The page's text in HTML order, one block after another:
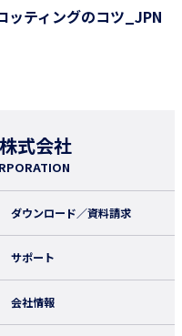
ッティングのコツ_JPN
式会社
ダウンロード／資料請求
サポート
会社情報